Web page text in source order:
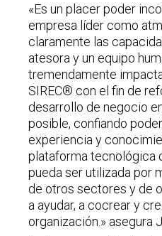
«Es un placer poder
empresa líder como
claramente las
atesora y un equipo
tremendamente
SIREC® con el fin de
desarrollo de negocio
posible, confiando
experiencia y
plataforma tecnológica
pueda ser utilizada por
de otros sectores y de
a ayudar, a cocrear y
organización.» asegura